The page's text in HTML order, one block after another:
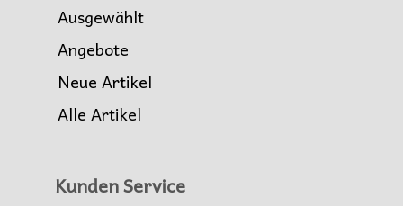
Ausgewählt
Angebote
Neue Artikel
Alle Artikel
Kunden Service